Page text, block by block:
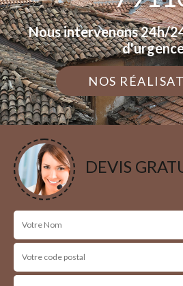
Nous intervenons 24h/
NOS
DEVIS